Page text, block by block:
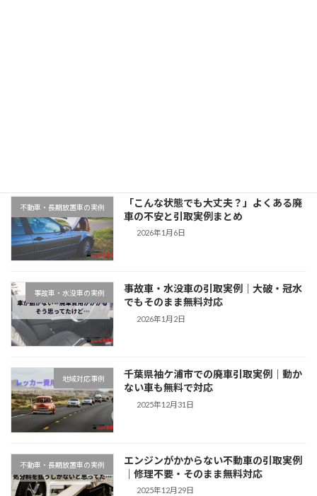
不動車・長期放置車の実例
「こんな状態でも大丈夫？」よくある廃
車の不安と引取実例まとめ
2026年1月6日
事故車・水没車の実例
事故車・水没車の引取実例｜大破・冠水
でもそのまま無料対応
2026年1月2日
地域対応事例
千葉県袖ケ浦市での廃車引取実例｜動か
ない車も無料で対応
2025年12月31日
不動車・長期放置車の実例
エンジンがかからない不動車の引取実例
｜修理不要・そのまま無料対応
2025年12月29日